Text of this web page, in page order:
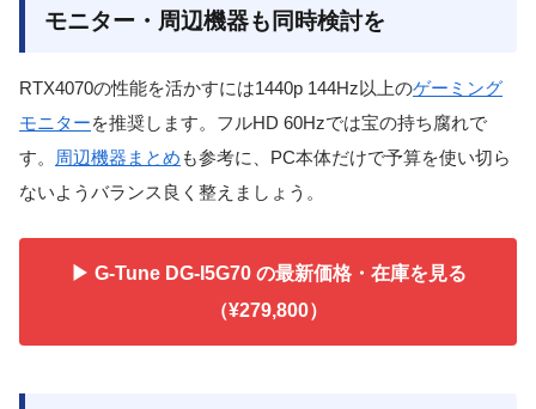
モニター・周辺機器も同時検討を
RTX4070の性能を活かすには1440p 144Hz以上のゲーミング
モニターを推奨します。フルHD 60Hzでは宝の持ち腐れで
す。
周辺機器まとめ も参考に、PC本体だけで予算を使い切ら
ないようバランス良く整えましょう。
▶ G-Tune DG-I5G70 の最新価格・在庫を見る
（¥279,800）